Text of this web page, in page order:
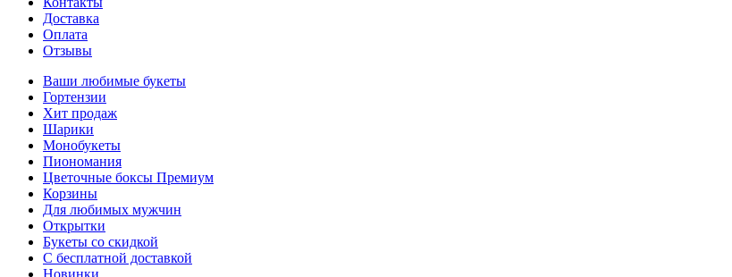
Доставка
Оплата
Отзывы
Ваши любимые букеты
Гортензии
Хит продаж
Шарики
Монобукеты
Пиономания
Цветочные боксы Премиум
Корзины
Для любимых мужчин
Открытки
Букеты со скидкой
С бесплатной доставкой
Новинки